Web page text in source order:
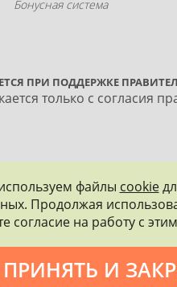
Бонусная система
ПРИ ПОДДЕРЖКЕ
только с согласия
ИСПОЛЬЗОВАНИЮ
Политика конфиденциальности
файлы cookie
Продолжая
согласие на работу с
ПРИНЯТЬ И